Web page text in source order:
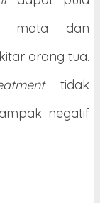
mata dan
orang tua.
tidak
negatif